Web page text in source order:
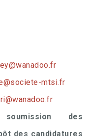
mtsi.fr
des
des candidatures